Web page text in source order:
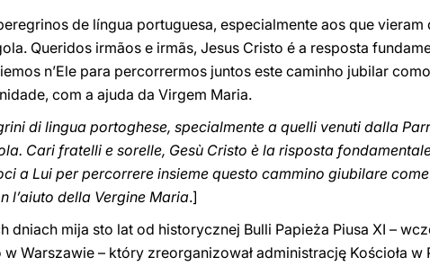
de língua portuguesa, especialmente aos que vieram
Queridos irmãos e irmãs, Jesus Cristo é a resposta
n’Ele para percorrermos juntos este caminho jubilar
com a ajuda da Virgem Maria.
di lingua portoghese, specialmente a quelli venuti dalla
Cari fratelli e sorelle, Gesù Cristo è la risposta
a Lui per percorrere insieme questo cammino giubilare
l’aiuto della Vergine Maria.]
dniach mija sto lat od historycznej Bulli Papieża Piusa XI –
Warszawie – który zreorganizował administrację Kościoła w